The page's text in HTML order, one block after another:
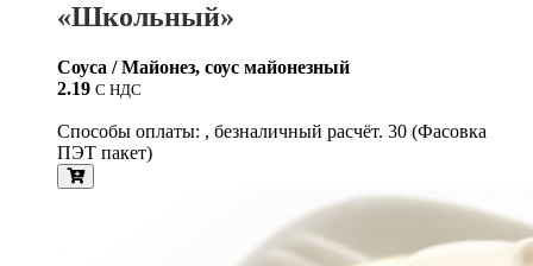
«Школьный»
Соуса / Майонез, соус майонезный
2.19 С НДС
Способы оплаты: , безналичный расчёт. 30 (Фасовка
ПЭТ пакет)